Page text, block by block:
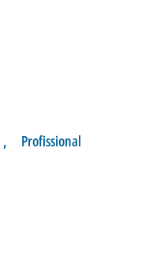
, Profissional